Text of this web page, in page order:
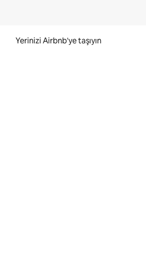
Yerinizi Airbnb'ye taşıyın